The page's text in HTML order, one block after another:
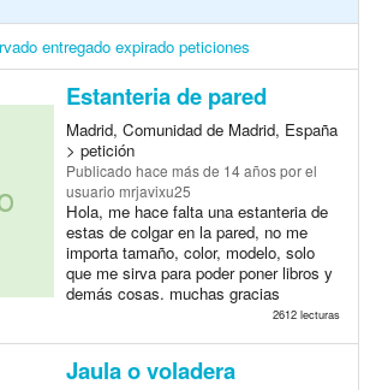
entregado expirado peticiones
Estanteria de pared
Madrid, Comunidad de Madrid, España
> petición
Publicado hace más de 14 añospor el
usuario mrjavixu25
Hola, me hace falta una estanteria de
estas de colgar en la pared, no me
importa tamaño, color, modelo, solo
que me sirva para poder poner libros y
demás cosas. muchas gracias
2612 lecturas
Jaula o voladera